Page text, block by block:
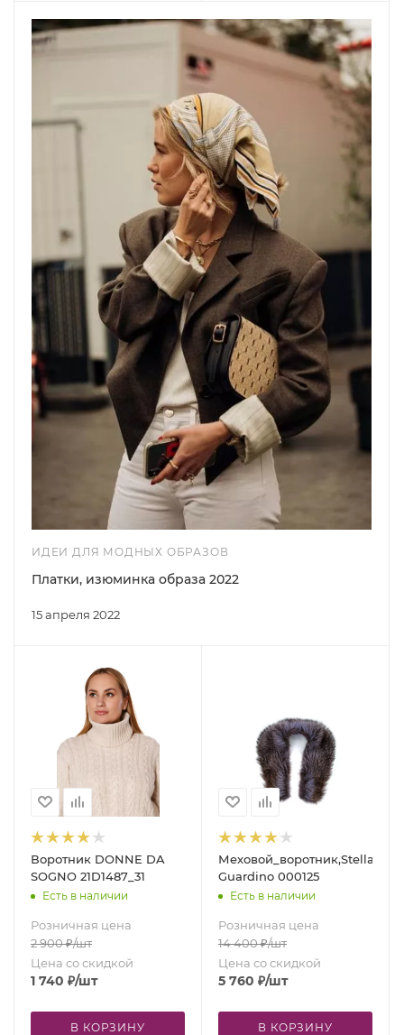
ИДЕИ ДЛЯ МОДНЫХ ОБРАЗОВ
15 апреля 2022
Платки, изюминка образа 2022
Воротник DONNE DA
SOGNO 21D1487_31
Есть в наличии
Розничная цена
2 900₽/шт
Цена со скидкой
1 740 ₽/шт
В КОРЗИНУ
Меховой_воротник,Stella
Guardino 000125
Есть в наличии
Розничная цена
14 400₽/шт
Цена со скидкой
5 760 ₽/шт
В КОРЗИНУ